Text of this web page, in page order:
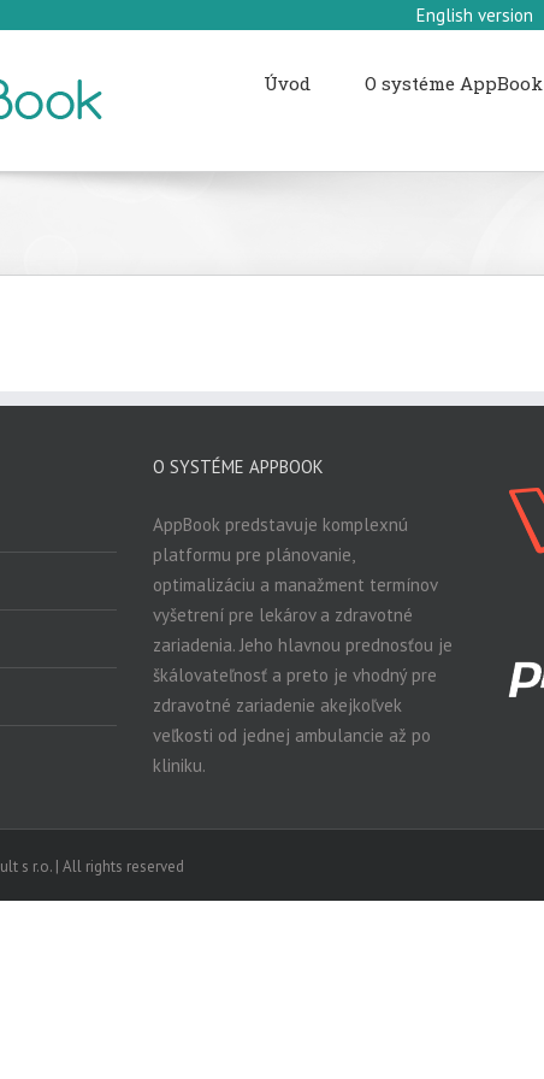
English version
Úvod O systéme AppBook
O SYSTÉME APPBOOK
AppBook predstavuje komplexnú
platformu pre plánovanie,
optimalizáciu a manažment termínov
vyšetrení pre lekárov a zdravotné
zariadenia. Jeho hlavnou prednosťou je
škálovateľnosť a preto je vhodný pre
zdravotné zariadenie akejkoľvek
veľkosti od jednej ambulancie až po
kliniku.
s r.o. | All rights reserved